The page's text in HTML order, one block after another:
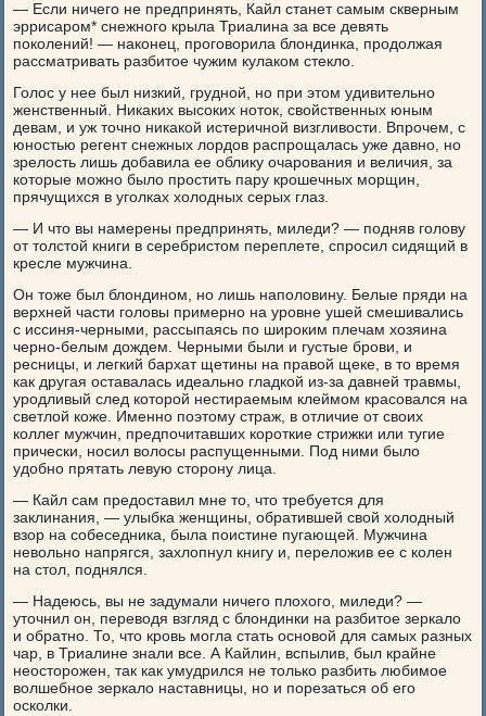
— Если ничего не предпринять, Кайл станет самым скверным
эррисаром* снежного крыла Триалина за все девять
поколений! — наконец, проговорила блондинка, продолжая
рассматривать разбитое чужим кулаком стекло.
Голос у нее был низкий, грудной, но при этом удивительно
женственный. Никаких высоких ноток, свойственных юным
девам, и уж точно никакой истеричной визгливости. Впрочем, с
юностью регент снежных лордов распрощалась уже давно, но
зрелость лишь добавила ее облику очарования и величия, за
которые можно было простить пару крошечных морщин,
прячущихся в уголках холодных серых глаз.
— И что вы намерены предпринять, миледи? — подняв голову
от толстой книги в серебристом переплете, спросил сидящий в
кресле мужчина.
Он тоже был блондином, но лишь наполовину. Белые пряди на
верхней части головы примерно на уровне ушей смешивались
с иссиня-черными, рассыпаясь по широким плечам хозяина
черно-белым дождем. Черными были и густые брови, и
ресницы, и легкий бархат щетины на правой щеке, в то время
как другая оставалась идеально гладкой из-за давней травмы,
уродливый след которой нестираемым клеймом красовался на
светлой коже. Именно поэтому страж, в отличие от своих
коллег мужчин, предпочитавших короткие стрижки или тугие
прически, носил волосы распущенными. Под ними было
удобно прятать левую сторону лица.
— Кайл сам предоставил мне то, что требуется для
заклинания, — улыбка женщины, обратившей свой холодный
взор на собеседника, была поистине пугающей. Мужчина
невольно напрягся, захлопнул книгу и, переложив ее с колен
на стол, поднялся.
— Надеюсь, вы не задумали ничего плохого, миледи? —
уточнил он, переводя взгляд с блондинки на разбитое зеркало
и обратно. То, что кровь могла стать основой для самых разных
чар, в Триалине знали все. А Кайлин, вспылив, был крайне
неосторожен, так как умудрился не только разбить любимое
волшебное зеркало наставницы, но и порезаться об его
осколки.